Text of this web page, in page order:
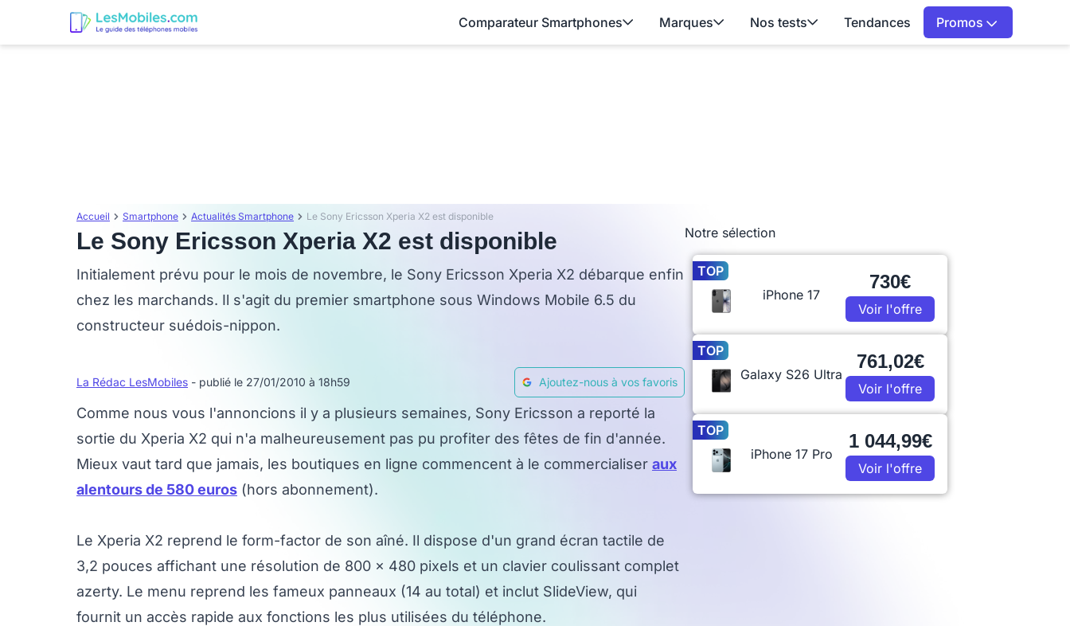
Comparateur Smartphones Marques Nos tests Tendances Promos
Accueil Smartphone Actualités Smartphone Le Sony Ericsson Xperia X2 est disponible
Le Sony Ericsson Xperia X2 est disponible
Initialement prévu pour le mois de novembre, le Sony Ericsson Xperia X2 débarque enfin
chez les marchands. Il s'agit du premier smartphone sous Windows Mobile 6.5 du
constructeur suédois-nippon.
La Rédac LesMobiles - publié le 27/01/2010 à 18h59 Ajoutez-nous à vos favoris
Comme nous vous l'annoncions il y a plusieurs semaines, Sony Ericsson a reporté la
sortie du Xperia X2 qui n'a malheureusement pas pu profiter des fêtes de fin d'année.
Mieux vaut tard que jamais, les boutiques en ligne commencent à le commercialiser aux
alentours de 580 euros (hors abonnement).
Le Xperia X2 reprend le form-factor de son aîné. Il dispose d'un grand écran tactile de
3,2 pouces affichant une résolution de 800 x 480 pixels et un clavier coulissant complet
azerty. Le menu reprend les fameux panneaux (14 au total) et inclut SlideView, qui
fournit un accès rapide aux fonctions les plus utilisées du téléphone.
Notre sélection
TOP
iPhone 17
730€
Voir l'offre
TOP
Galaxy S26 Ultra
761,02€
Voir l'offre
TOP
iPhone 17 Pro
1 044,99€
Voir l'offre